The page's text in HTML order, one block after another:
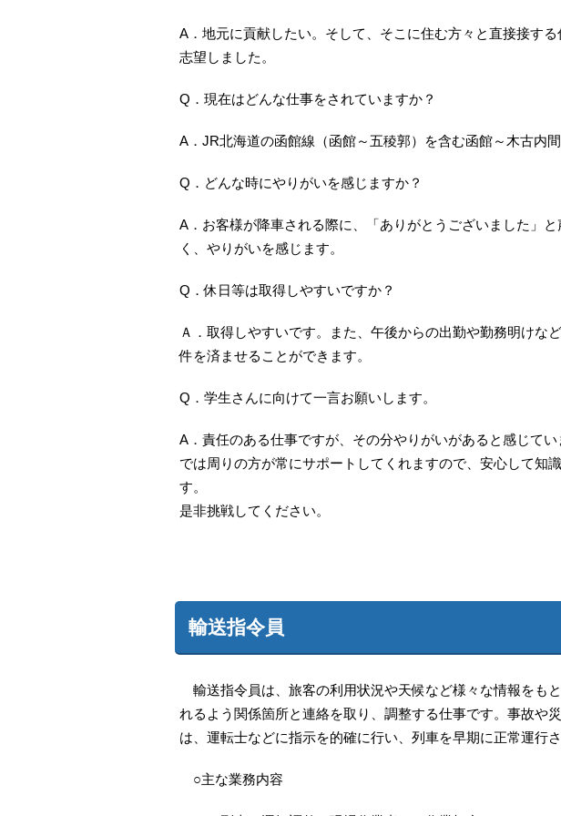
A．地元に貢献したい。そして、そこに住む方々と直接接す
志望しました。
Q．現在はどんな仕事をされていますか？
A．JR北海道の函館線（函館～五稜郭）を含む函館～木古内
Q．どんな時にやりがいを感じますか？
A．お客様が降車される際に、「ありがとうございました」
く、やりがいを感じます。
Q．休日等は取得しやすいですか？
Ａ．取得しやすいです。また、午後からの出勤や勤務明けな
件を済ませることができます。
Q．学生さんに向けて一言お願いします。
A．責任のある仕事ですが、その分やりがいがあると感じて
では周りの方が常にサポートしてくれますので、安心して知
す。 興味のあ
是非挑戦してください。
輸送指令員
輸送指令員は、旅客の利用状況や天候など様々な情報をも
れるよう関係箇所と連絡を取り、調整する仕事です。事故や
は、運転士などに指示を的確に行い、列車を早期に正常運行
○主な業務内容